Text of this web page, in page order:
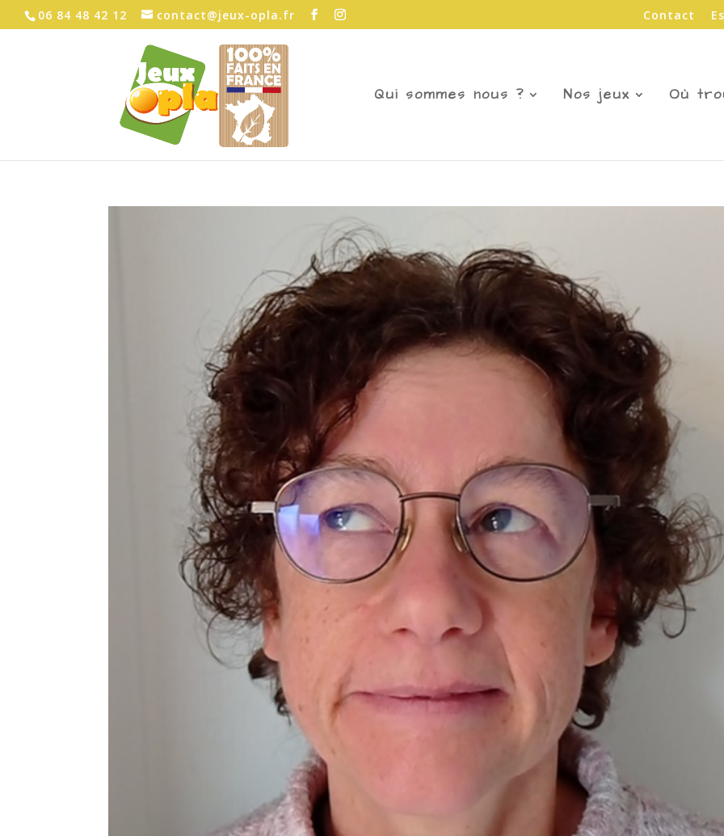
06 84 48 42 12 contact@jeux-opla.fr Contact
Qui sommes nous ? Nos jeux Où